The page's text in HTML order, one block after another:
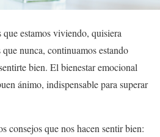
que estamos viviendo, quisiera
nunca, continuamos estando
bien. El bienestar emocional
ánimo, indispensable para superar
consejos que nos hacen sentir bien: